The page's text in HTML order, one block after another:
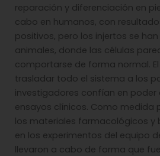
reparación y diferenciación en
cabo en humanos, con
positivos, pero los injertos se
animales, donde las células
comportarse de forma normal.
trasladar todo el sistema a los
investigadores confían en poder
ensayos clínicos. Como medida
los materiales farmacológicos y
en los experimentos del equipo
llevaron a cabo de forma que